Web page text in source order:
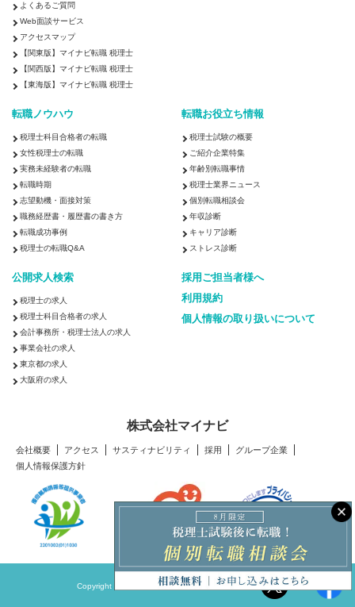
よくあるご質問
Web面談サービス
アクセスマップ
【関東版】マイナビ転職 税理士
【関西版】マイナビ転職 税理士
【東海版】マイナビ転職 税理士
転職ノウハウ
税理士科目合格者の転職
女性税理士の転職
実務未経験者の転職
転職時期
志望動機・面接対策
職務経歴書・履歴書の書き方
転職成功事例
税理士の転職Q&A
転職お役立ち情報
税理士試験の概要
ご紹介企業特集
年齢別転職事情
税理士業界ニュース
個別転職相談会
年収診断
キャリア診断
ストレス診断
公開求人検索
税理士の求人
税理士科目合格者の求人
会計事務所・税理士法人の求人
事業会社の求人
東京都の求人
大阪府の求人
採用ご担当者様へ
利用規約
個人情報の取り扱いについて
株式会社マイナビ
会社概要 アクセス サスティナビリティ 採用
グループ企業
個人情報保護方針
Copyright © Mynavi Corporation